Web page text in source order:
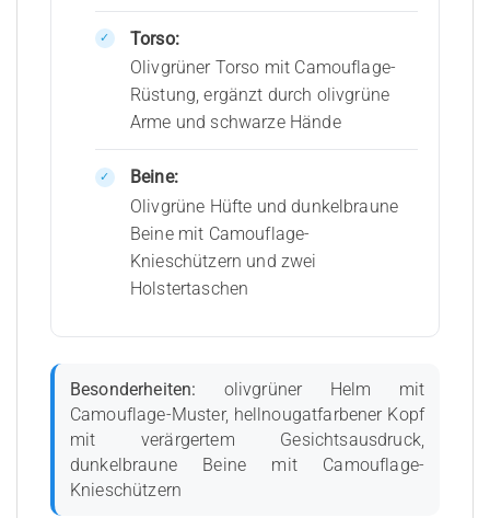
Torso:
Olivgrüner Torso mit Camouflage-
Rüstung, ergänzt durch olivgrüne
Arme und schwarze Hände
Beine:
Olivgrüne Hüfte und dunkelbraune
Beine mit Camouflage-
Knieschützern und zwei
Holstertaschen
Besonderheiten: olivgrüner Helm mit
Camouflage-Muster, hellnougatfarbener Kopf
mit verärgertem Gesichtsausdruck,
dunkelbraune Beine mit Camouflage-
Knieschützern